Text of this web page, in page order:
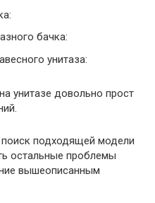
бачка:
унитаза:
унитазе довольно прост
подходящей модели
остальные проблемы
вышеописанным